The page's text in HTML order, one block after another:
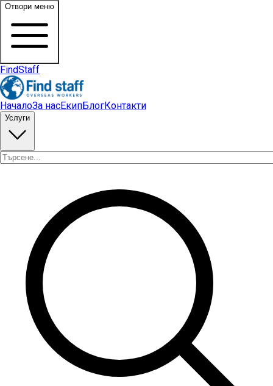
Отвори меню
FindStaff
НачалоЗа насЕкипБлогКонтакти
Услуги